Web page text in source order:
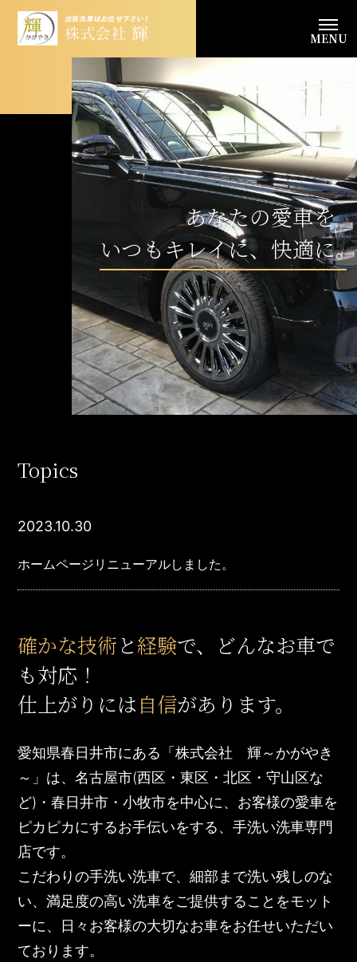
MENU
あなたの愛車を
いつもキレイに、快適に。
Topics
2023.10.30
ホームページリニューアルしました。
確かな技術と経験で、どんなお車で
も対応！
仕上がりには自信があります。
愛知県春日井市にある「株式会社 輝～かがやき
～」は、名古屋市(西区・東区・北区・守山区な
ど)・春日井市・小牧市を中心に、お客様の愛車を
ピカピカにするお手伝いをする、手洗い洗車専門
店です。
こだわりの手洗い洗車で、細部まで洗い残しのな
い、満足度の高い洗車をご提供することをモット
ーに、日々お客様の大切なお車をお任せいただい
ております。